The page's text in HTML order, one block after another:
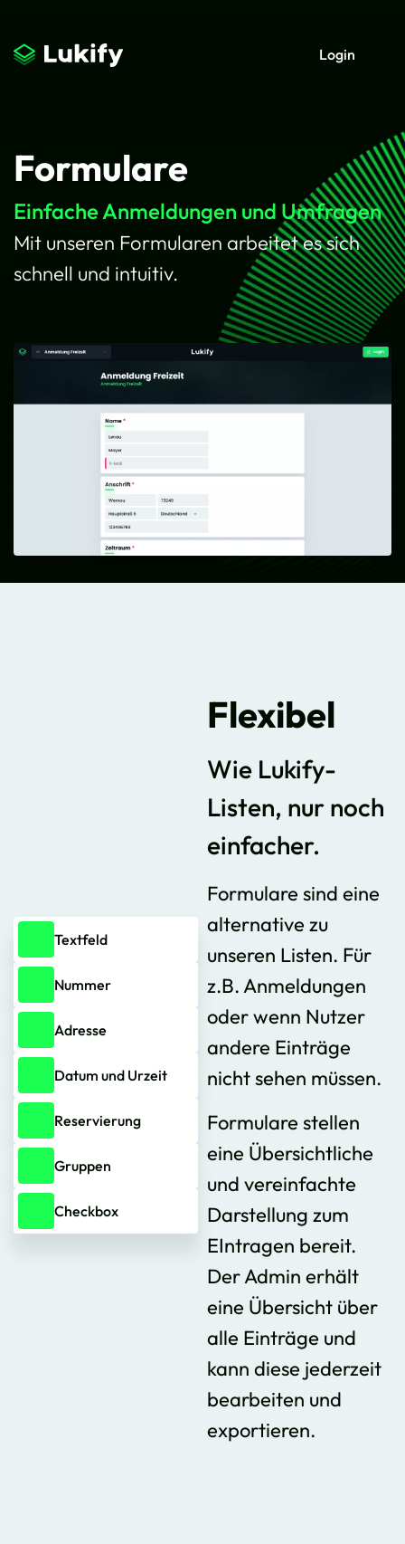
Login
Formulare
Einfache Anmeldungen und Umfragen
Mit unseren Formularen arbeitet es sich
schnell und intuitiv.
Textfeld
Nummer
Adresse
Datum und Urzeit
Reservierung
Gruppen
Checkbox
Flexibel
Wie Lukify-
Listen, nur noch
einfacher.
Formulare sind eine
alternative zu
unseren Listen. Für
z.B. Anmeldungen
oder wenn Nutzer
andere Einträge
nicht sehen müssen.
Formulare stellen
eine Übersichtliche
und vereinfachte
Darstellung zum
EIntragen bereit.
Der Admin erhält
eine Übersicht über
alle Einträge und
kann diese jederzeit
bearbeiten und
exportieren.